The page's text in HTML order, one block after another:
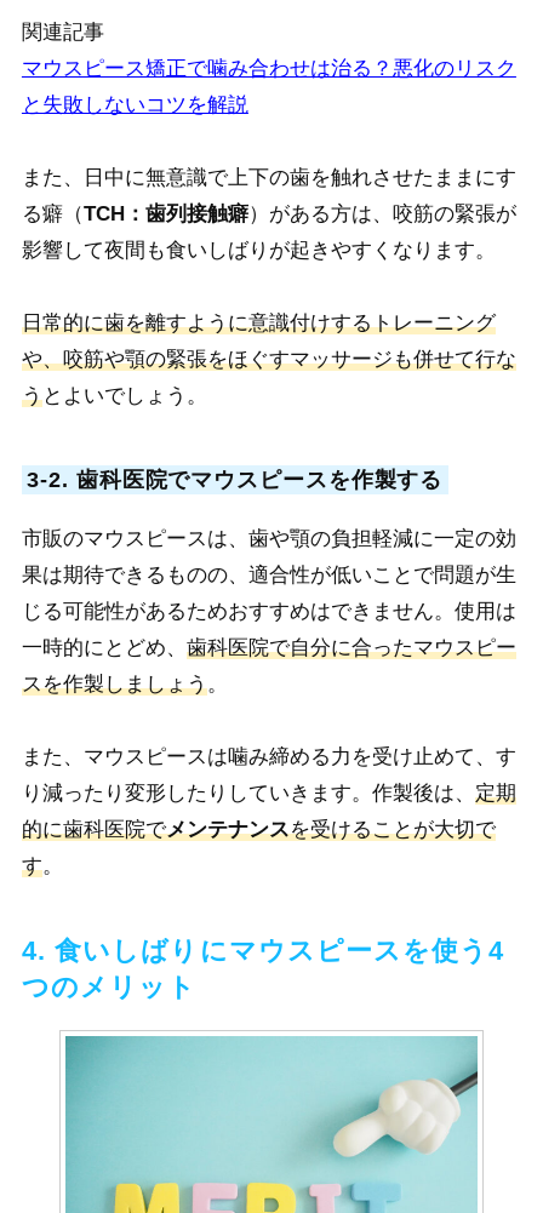
関連記事
マウスピース矯正で噛み合わせは治る？悪化のリスク
と失敗しないコツを解説
また、日中に無意識で上下の歯を触れさせたままにす
る癖（TCH：歯列接触癖）がある方は、咬筋の緊張が
影響して夜間も食いしばりが起きやすくなります。
日常的に歯を離すように意識付けするトレーニング
や、咬筋や顎の緊張をほぐすマッサージも併せて行な
うとよいでしょう。
3-2. 歯科医院でマウスピースを作製する
市販のマウスピースは、歯や顎の負担軽減に一定の効
果は期待できるものの、適合性が低いことで問題が生
じる可能性があるためおすすめはできません。使用は
一時的にとどめ、 歯科医院で自分に合ったマウスピー
スを作製しましょう。
また、マウスピースは噛み締める力を受け止めて、す
り減ったり変形したりしていきます。作製後は、 定期
的に歯科医院でメンテナンスを受けることが大切で
す。
4. 食いしばりにマウスピースを使う4
つのメリット